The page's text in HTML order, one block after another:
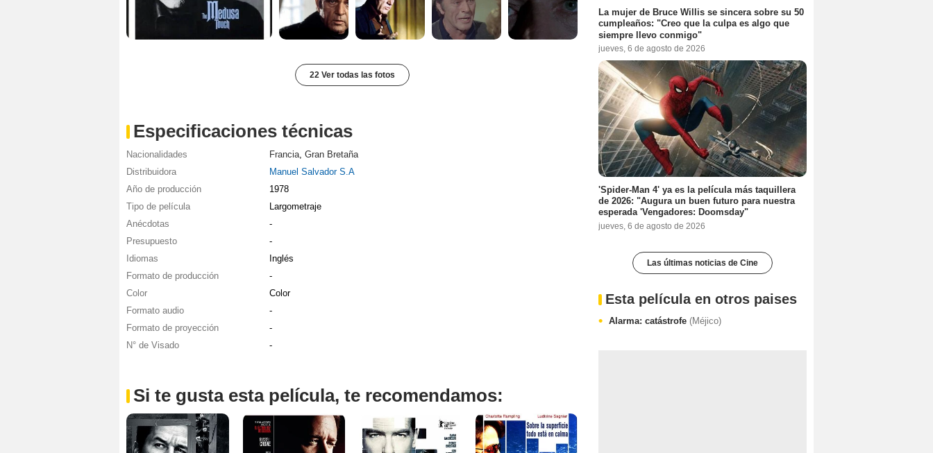
22 Ver todas las fotos
Especificaciones técnicas
Nacionalidades Francia, Gran Bretaña
Distribuidora
Manuel Salvador S.A
Año de producción
1978
Tipo de película
Largometraje
Anécdotas
-
Presupuesto
-
Idiomas
Inglés
Formato de producción
-
Color
Color
Formato audio
-
Formato de proyección
-
N° de Visado
-
Si te gusta esta película, te recomendamos:
La mujer de Bruce Willis se sincera sobre su 50
cumpleaños: "Creo que la culpa es algo que
siempre llevo conmigo"
jueves, 6 de agosto de 2026
'Spider-Man 4' ya es la película más taquillera
de 2026: "Augura un buen futuro para nuestra
esperada 'Vengadores: Doomsday"
jueves, 6 de agosto de 2026
Las últimas noticias de Cine
Esta película en otros paises
Alarma: catástrofe (Méjico)